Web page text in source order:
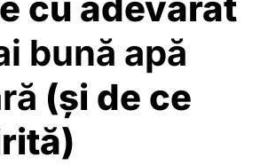
bună apă
(și de ce